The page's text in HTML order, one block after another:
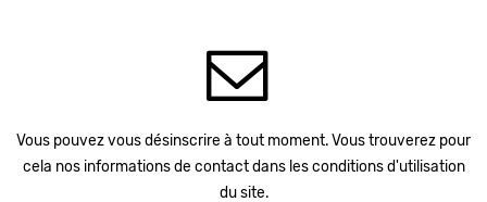
Vous pouvez vous désinscrire à tout moment. Vous trouverez pour
cela nos informations de contact dans les conditions d'utilisation
du site.